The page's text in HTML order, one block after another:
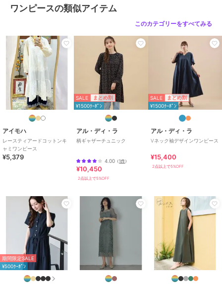
ワンピースの類似アイテム
このカテゴリーをすべてみる
アイモハ
レースティアードコットンキ
ャミワンピース
¥5,379
SALE まとめ割
¥1500ｸｰﾎﾟﾝ
アル・ディ・ラ
柄ギャザーチュニック
4.00 （1件）
¥10,450
2点以上で5%OFF
SALE まとめ割
¥1500ｸｰﾎﾟﾝ
アル・ディ・ラ
Vネック袖デザインワンピース
¥15,400
2点以上で5%OFF
期間限定SALE
¥500ｸｰﾎﾟﾝ